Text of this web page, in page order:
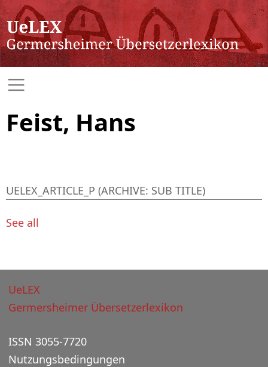
Feist, Hans
UELEX_ARTICLE_P (ARCHIVE: SUB TITLE)
See all
UeLEX
Germersheimer Übersetzerlexikon
ISSN 3055-7720
Nutzungsbedingungen